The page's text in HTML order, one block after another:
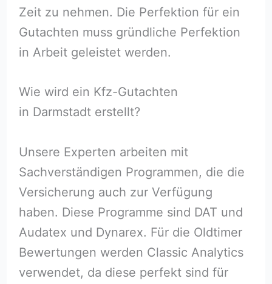
Zeit zu nehmen. Die Perfektion für ein
Gutachten muss gründliche Perfektion
in Arbeit geleistet werden.
Wie wird ein Kfz-Gutachten
in Darmstadt erstellt?
Unsere Experten arbeiten mit
Sachverständigen Programmen, die die
Versicherung auch zur Verfügung
haben. Diese Programme sind DAT und
Audatex und Dynarex. Für die Oldtimer
Bewertungen werden Classic Analytics
verwendet, da diese perfekt sind für